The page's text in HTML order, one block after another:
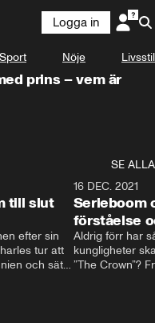
Logga in
Sport Nöje Livsstil
prins – vem är
SE ALLA
till slut
efter sin
tur att
och sätta
16 DEC. 2021
Serieboom
förståelse
Aldrig förr har
kungligheter
”The Crown”?